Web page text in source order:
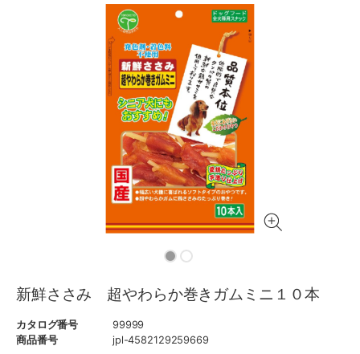
新鮮ささみ 超やわらか巻きガムミニ１０本
カタログ番号
99999
商品番号
jpl-4582129259669